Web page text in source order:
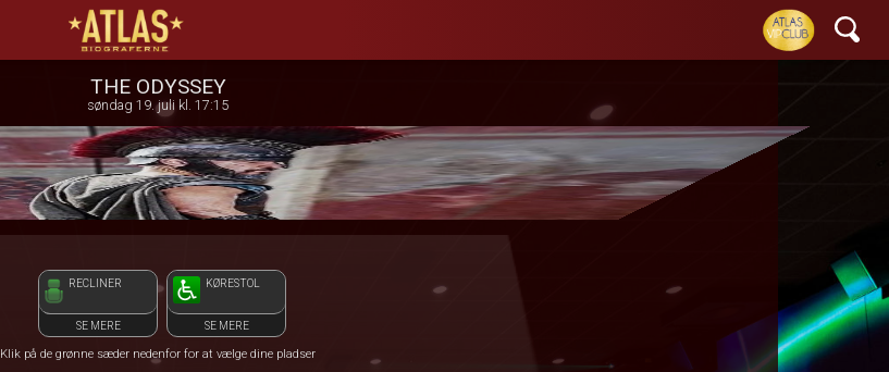
ATLAS Biograferne
THE ODYSSEY
søndag 19. juli kl. 17:15
RECLINER
SE MERE
KØRESTOL
SE MERE
Klik på de grønne sæder nedenfor for at vælge dine pladser
front05-temp 100122